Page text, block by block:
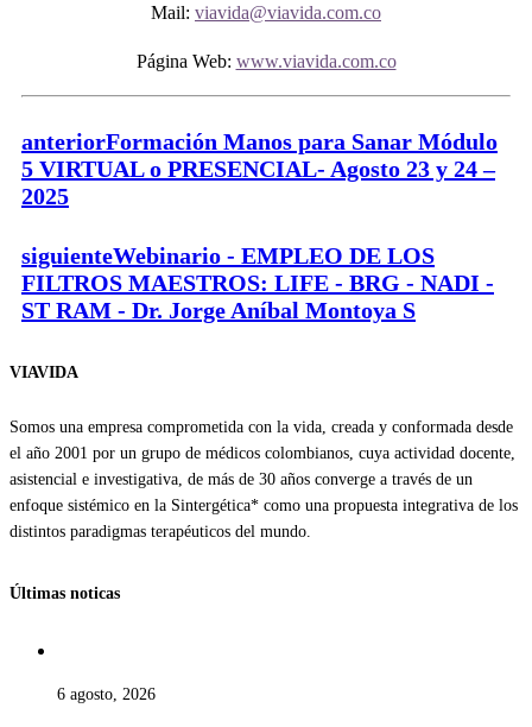
Mail: viavida@viavida.com.co
Página Web: www.viavida.com.co
anteriorFormación Manos para Sanar Módulo
5 VIRTUAL o PRESENCIAL- Agosto 23 y 24 –
2025
siguienteWebinario - EMPLEO DE LOS
FILTROS MAESTROS: LIFE - BRG - NADI -
ST RAM - Dr. Jorge Aníbal Montoya S
VIAVIDA
Somos una empresa comprometida con la vida, creada y conformada desde
el año 2001 por un grupo de médicos colombianos, cuya actividad docente,
asistencial e investigativa, de más de 30 años converge a través de un
enfoque sistémico en la Sintergética* como una propuesta integrativa de los
distintos paradigmas terapéuticos del mundo.
Últimas noticas
6 agosto, 2026